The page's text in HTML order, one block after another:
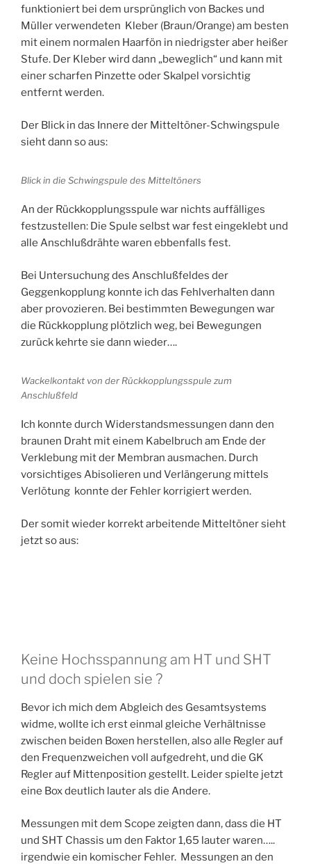
funktioniert bei dem ursprünglich von Backes und
Müller verwendeten Kleber (Braun/Orange) am besten
mit einem normalen Haarfön in niedrigster aber heißer
Stufe. Der Kleber wird dann „beweglich“ und kann mit
einer scharfen Pinzette oder Skalpel vorsichtig
entfernt werden.
Der Blick in das Innere der Mitteltöner-Schwingspule
sieht dann so aus:
Blick in die Schwingspule des Mitteltöners
An der Rückkopplungsspule war nichts auffälliges
festzustellen: Die Spule selbst war fest eingeklebt und
alle Anschlußdrähte waren ebbenfalls fest.
Bei Untersuchung des Anschlußfeldes der
Geggenkopplung konnte ich das Fehlverhalten dann
aber provozieren. Bei bestimmten Bewegungen war
die Rückkopplung plötzlich weg, bei Bewegungen
zurück kehrte sie dann wieder….
Wackelkontakt von der Rückkopplungsspule zum
Anschlußfeld
Ich konnte durch Widerstandsmessungen dann den
braunen Draht mit einem Kabelbruch am Ende der
Verklebung mit der Membran ausmachen. Durch
vorsichtiges Abisolieren und Verlängerung mittels
Verlötung konnte der Fehler korrigiert werden.
Der somit wieder korrekt arbeitende Mitteltöner sieht
jetzt so aus:
Keine Hochsspannung am HT und SHT
und doch spielen sie ?
Bevor ich mich dem Abgleich des Gesamtsystems
widme, wollte ich erst einmal gleiche Verhältnisse
zwischen beiden Boxen herstellen, also alle Regler auf
den Frequenzweichen voll aufgedreht, und die GK
Regler auf Mittenposition gestellt. Leider spielte jetzt
eine Box deutlich lauter als die Andere.
Messungen mit dem Scope zeigten dann, dass die HT
und SHT Chassis um den Faktor 1,65 lauter waren…..
irgendwie ein komischer Fehler. Messungen an den